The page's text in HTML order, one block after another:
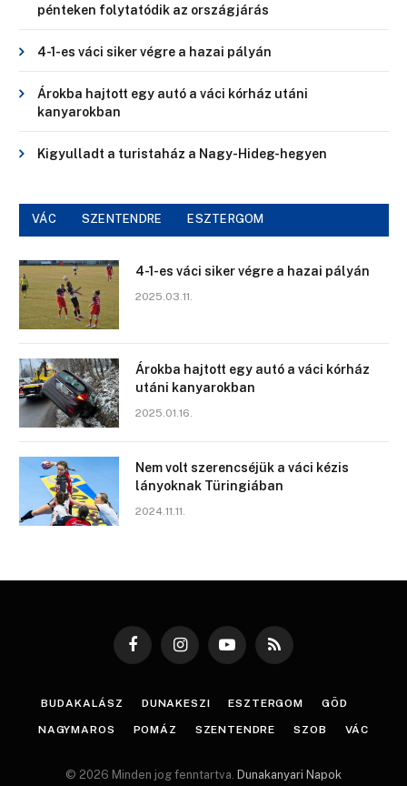
pénteken folytatódik az országjárás
4-1-es váci siker végre a hazai pályán
Árokba hajtott egy autó a váci kórház utáni
kanyarokban
Kigyulladt a turistaház a Nagy-Hideg-hegyen
VÁC SZENTENDRE ESZTERGOM
4-1-es váci siker végre a hazai pályán
2025.03.11.
Árokba hajtott egy autó a váci kórház
utáni kanyarokban
2025.01.16.
Nem volt szerencséjük a váci kézis
lányoknak Türingiában
2024.11.11.
FacebookInstagramYouTubeRSS
BUDAKALÁSZ DUNAKESZI ESZTERGOM GÖD
NAGYMAROS POMÁZ SZENTENDRE SZOB VÁC
© 2026 Minden jog fenntartva. Dunakanyari Napok